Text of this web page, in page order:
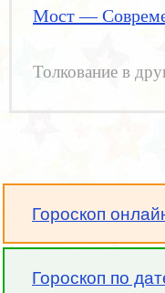
Мост —
Толкование в
Гороскоп
Гороскоп по